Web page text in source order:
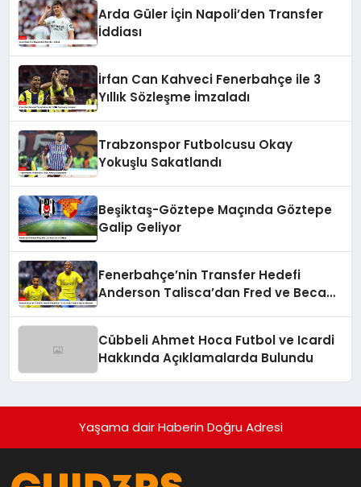
Arda Güler İçin Napoli’den Transfer
İddiası
İrfan Can Kahveci Fenerbahçe ile 3
Yıllık Sözleşme İmzaladı
Trabzonspor Futbolcusu Okay
Yokuşlu Sakatlandı
Beşiktaş-Göztepe Maçında Göztepe
Galip Geliyor
Fenerbahçe’nin Transfer Hedefi
Anderson Talisca’dan Fred ve Becao
Cübbeli Ahmet Hoca Futbol ve Icardi
Hakkında Açıklamalarda Bulundu
Yaşama dair Haberin Doğru Adresi